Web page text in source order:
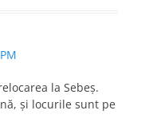
la Sebeş.
şi locurile sunt pe